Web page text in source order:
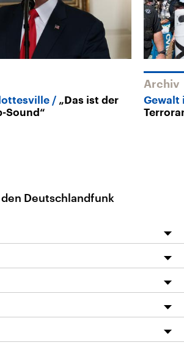
„Das ist der
Sound“
Archiv
Gewalt
Deutschlandfunk
auf dlf.de
App